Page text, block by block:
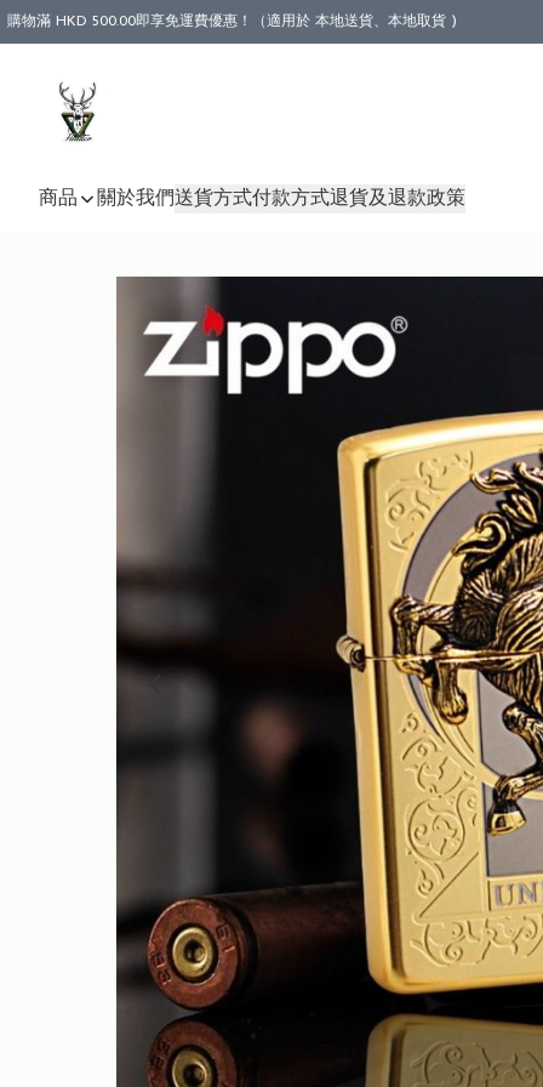
購物滿 HKD 500.00即享免運費優惠！（適用於 本地送貨、本地取貨 )
商品 關於我們送貨方式付款方式退貨及退款政策